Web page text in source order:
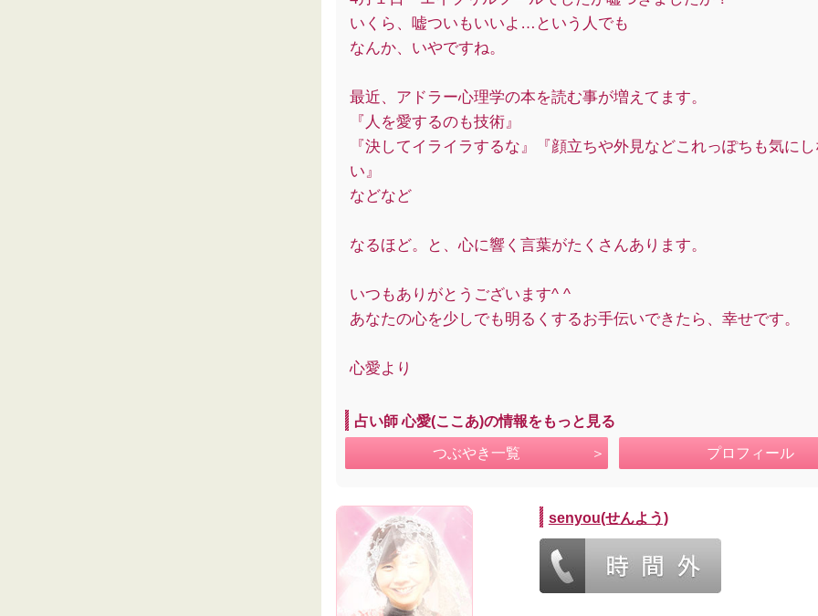
いくら、嘘ついもいいよ…という人でも
なんか、いやですね。
最近、アドラー心理学の本を読む事が増えてます。
『人を愛するのも技術』
『決してイライラするな』『顔立ちや外見などこれっぽちも気に
い』
などなど
なるほど。と、心に響く言葉がたくさんあります。
いつもありがとうございます^ ^
あなたの心を少しでも明るくするお手伝いできたら、幸せです。
心愛より
占い師 心愛(ここあ)の情報をもっと見る
つぶやき一覧 プロフィール
senyou(せんよう)